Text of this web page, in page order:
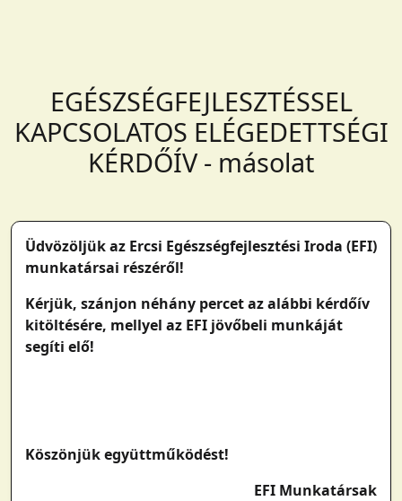
EGÉSZSÉGFEJLESZTÉSSEL
KAPCSOLATOS ELÉGEDETTSÉGI
KÉRDŐÍV - másolat
Üdvözöljük az Ercsi Egészségfejlesztési Iroda (EFI)
munkatársai részéről!
Kérjük, szánjon néhány percet az alábbi kérdőív
kitöltésére, mellyel az EFI jövőbeli munkáját
segíti elő!
Köszönjük együttműködést!
EFI Munkatársak